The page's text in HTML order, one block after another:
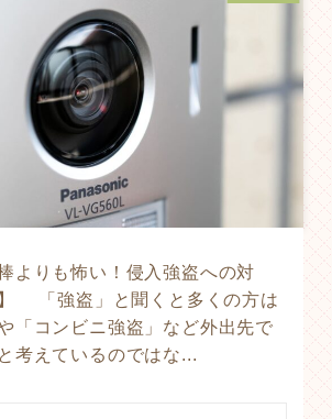
よりも怖い！侵入強盗への対
「強盗」と聞くと多くの方は
「コンビニ強盗」など外出先で
考えているのではな...